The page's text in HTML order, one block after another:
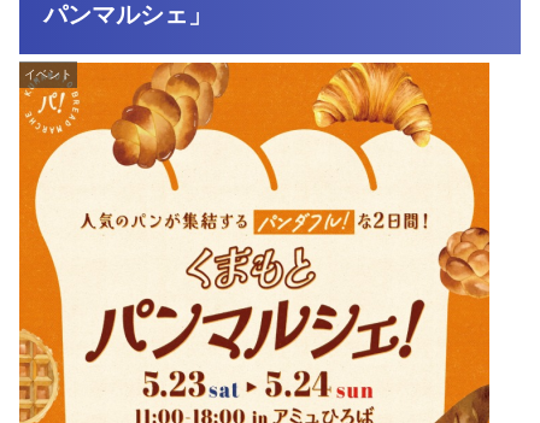
パンマルシェ」
イベント